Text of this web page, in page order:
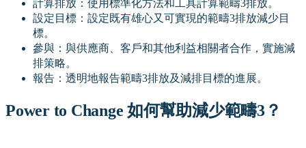
計算排放：使用標準化方法和工具計算範疇3排放。
設定目標：設定既有雄心又可實現的範疇3排放減少目
標。
參與：與供應商、客戶和其他利益相關者合作，實施減
排策略。
報告：透明地報告範疇3排放及減排目標的進展。
Power to Change 如何幫助減少範疇3？